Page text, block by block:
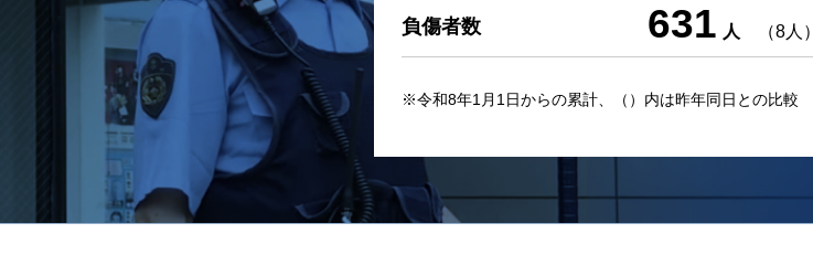
負傷者数 631 人 （8人）
※令和8年1月1日からの累計、（）内は昨年同日との比較